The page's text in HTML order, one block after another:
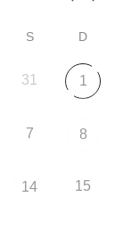
S D
31 1
7 8
14 15